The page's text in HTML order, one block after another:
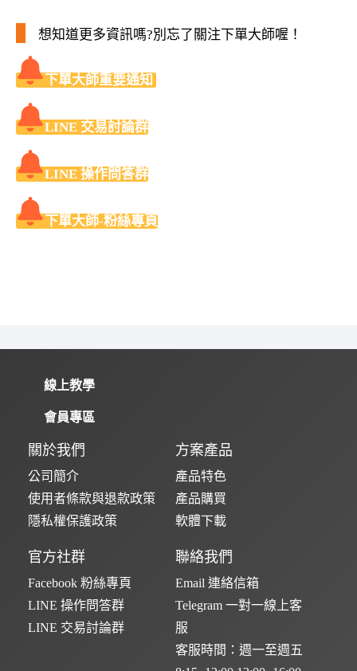
想知道更多資訊嗎?別忘了關注下單大師喔！
下單大師重要通知
LINE 交易討論群
LINE 操作問答群
下單大師-粉絲專頁
線上教學
會員專區
關於我們
公司簡介
使用者條款與退款政策
隱私權保護政策
方案產品
產品特色
產品購買
軟體下載
官方社群
Facebook 粉絲專頁
LINE 操作問答群
LINE 交易討論群
聯絡我們
Email 連絡信箱
Telegram 一對一線上客
服
客服時間：週一至週五